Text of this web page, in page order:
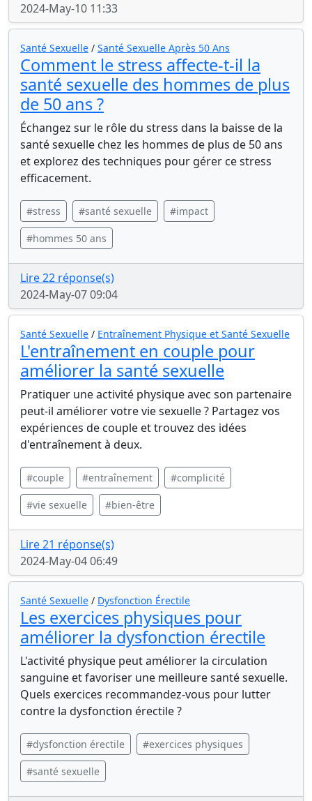
2024-May-10 11:33
Santé Sexuelle / Santé Sexuelle Après 50 Ans
Comment le stress affecte-t-il la
santé sexuelle des hommes de plus
de 50 ans ?
Échangez sur le rôle du stress dans la baisse de la
santé sexuelle chez les hommes de plus de 50 ans
et explorez des techniques pour gérer ce stress
efficacement.
#stress #santé sexuelle #impact
#hommes 50 ans
Lire 22 réponse(s)
2024-May-07 09:04
Santé Sexuelle / Entraînement Physique et Santé Sexuelle
L'entraînement en couple pour
améliorer la santé sexuelle
Pratiquer une activité physique avec son partenaire
peut-il améliorer votre vie sexuelle ? Partagez vos
expériences de couple et trouvez des idées
d'entraînement à deux.
#couple #entraînement #complicité
#vie sexuelle #bien-être
Lire 21 réponse(s)
2024-May-04 06:49
Santé Sexuelle / Dysfonction Érectile
Les exercices physiques pour
améliorer la dysfonction érectile
L'activité physique peut améliorer la circulation
sanguine et favoriser une meilleure santé sexuelle.
Quels exercices recommandez-vous pour lutter
contre la dysfonction érectile ?
#dysfonction érectile #exercices physiques
#santé sexuelle